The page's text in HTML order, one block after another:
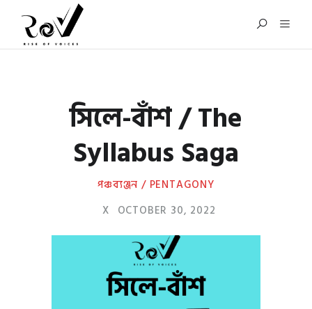
সিলে-বাঁশ / The
Syllabus Saga
পঞ্চব্যঞ্জন / PENTAGONY
X OCTOBER 30, 2022